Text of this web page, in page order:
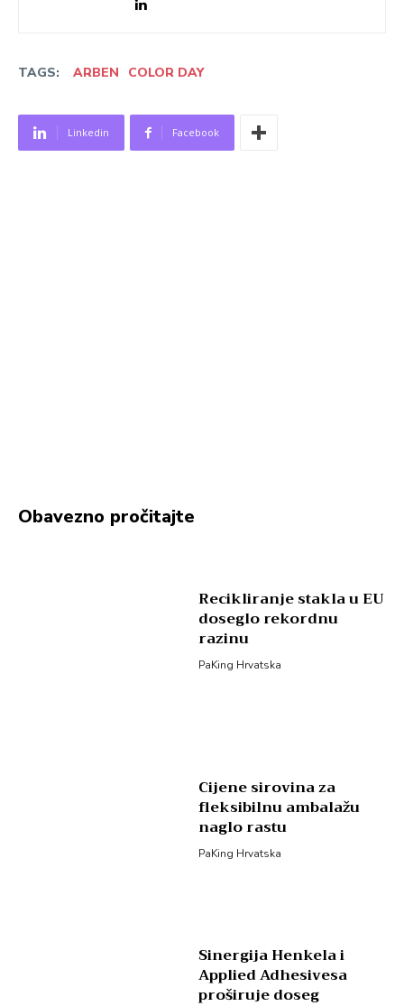
TAGS: ARBEN COLOR DAY
Linkedin Facebook
Obavezno pročitajte
Recikliranje stakla u EU
doseglo rekordnu
razinu
PaKing Hrvatska
Cijene sirovina za
fleksibilnu ambalažu
naglo rastu
PaKing Hrvatska
Sinergija Henkela i
Applied Adhesivesa
proširuje doseg